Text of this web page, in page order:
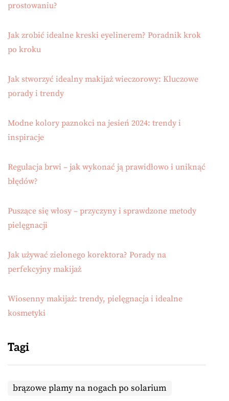
prostowaniu?
Jak zrobić idealne kreski eyelinerem? Poradnik krok
po kroku
Jak stworzyć idealny makijaż wieczorowy: Kluczowe
porady i trendy
Modne kolory paznokci na jesień 2024: trendy i
inspiracje
Regulacja brwi – jak wykonać ją prawidłowo i uniknąć
błędów?
Puszące się włosy – przyczyny i sprawdzone metody
pielęgnacji
Jak używać zielonego korektora? Porady na
perfekcyjny makijaż
Wiosenny makijaż: trendy, pielęgnacja i idealne
kosmetyki
Tagi
brązowe plamy na nogach po solarium